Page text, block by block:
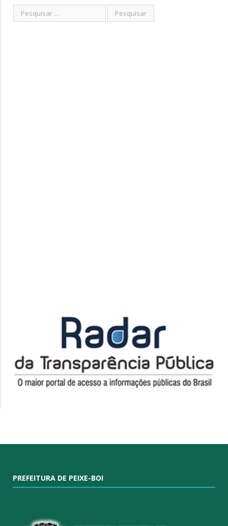
PREFEITURA DE PEIXE-BOI